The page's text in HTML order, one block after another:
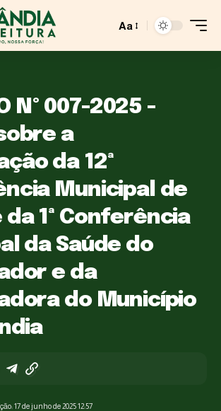
Aa
Nº 007-2025 -
a
da 12ª
Municipal de
da 1ª Conferência
da Saúde do
e da
do Município
17 de junho de 2025 12:57